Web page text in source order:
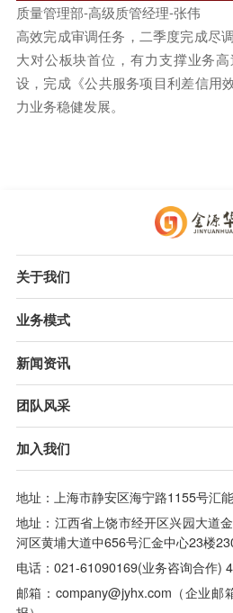
质量管理部-高级质管经理-张伟
高效完成审调任务，二季度完成尽
大对公板块首位，有力支撑业务
设，完成《公共服务项目利差信用
力业务稳健发展。
关于我们
业务模式
新闻资讯
团队风采
加入我们
地址：上海市静安区海宁路1155号汇
地址：江西省上饶市经开区兴园大道
河区黄埔大道中656号汇金中心23楼
电话：021-61090169(业务咨询合作)
邮箱：company@jyhx.com（企业邮